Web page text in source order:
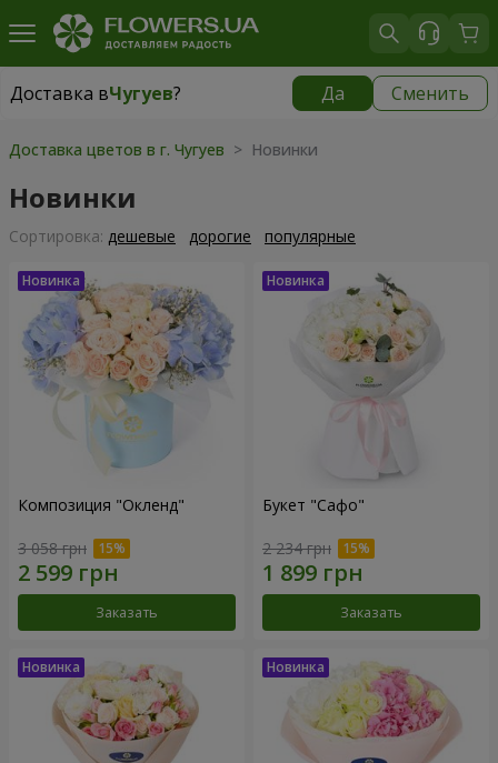
Доставка вЧугуев? Да Сменить
Доставка вЧугуев|
Доставка цветов в г. Чугуев > Новинки
Новинки
Cортировка: дешевые дорогие популярные
Композиция "Окленд"
3 058 грн
Заказать
Букет "Сафо"
2 234 грн
Заказать